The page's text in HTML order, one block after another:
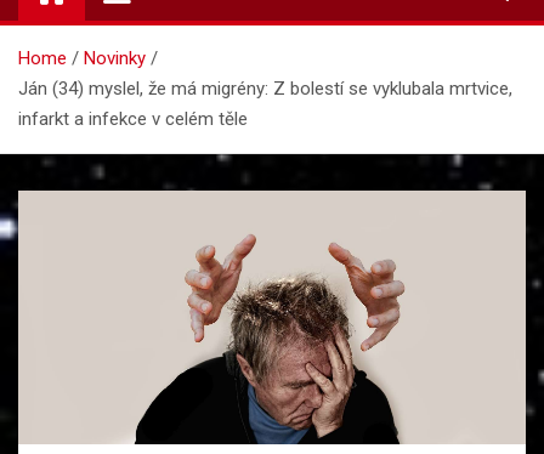
Home
Novinky
Ján (34) myslel, že má migrény: Z bolestí se vyklubala mrtvice,
infarkt a infekce v celém těle